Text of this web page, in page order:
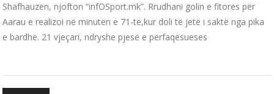
Shafhauzen, njofton “infOSport.mk”. Rrudhani golin e fitores për
Aarau e realizoi në minutën e 71-të,kur doli të jetë i saktë nga pika
e bardhë. 21 vjeçari, ndryshe pjesë e përfaqësueses